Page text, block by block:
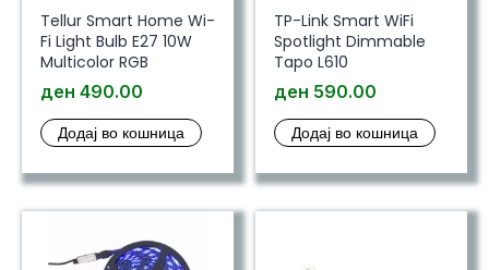
Tellur Smart Home Wi-
Fi Light Bulb E27 10W
Multicolor RGB
ден 490.00
Додај во кошница
TP-Link Smart WiFi
Spotlight Dimmable
Tapo L610
ден 590.00
Додај во кошница